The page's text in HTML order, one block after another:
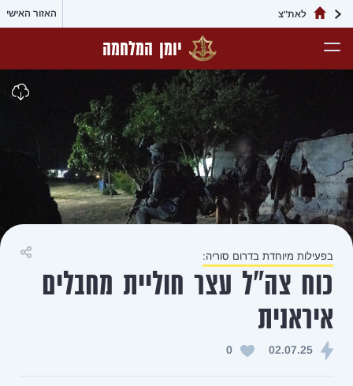
חוליית מחבלים